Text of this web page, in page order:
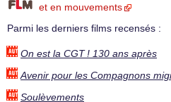
et en mouvements
Parmi les derniers films recensés :
On est la CGT ! 130 ans après
Avenir pour les Compagnons
Soulèvements